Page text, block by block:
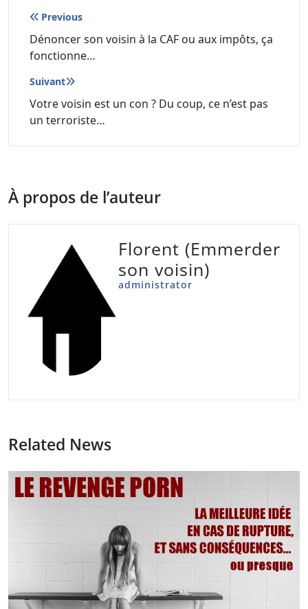
Navigation
de
l’article
Previous
Dénoncer son voisin à la CAF ou aux impôts, ça
fonctionne…
Suivant
Votre voisin est un con ? Du coup, ce n’est pas
un terroriste…
À propos de l’auteur
Florent (Emmerder
son voisin)
administrator
Related News